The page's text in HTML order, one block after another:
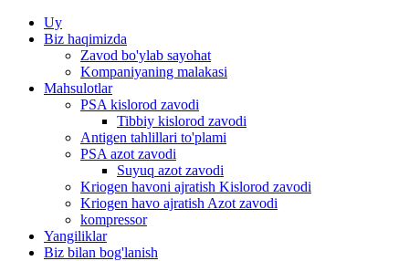
Uy
Biz haqimizda
Zavod bo'ylab sayohat
Kompaniyaning malakasi
Mahsulotlar
PSA kislorod zavodi
Tibbiy kislorod zavodi
Antigen tahlillari to'plami
PSA azot zavodi
Suyuq azot zavodi
Kriogen havoni ajratish Kislorod zavodi
Kriogen havo ajratish Azot zavodi
kompressor
Yangiliklar
Biz bilan bog'lanish